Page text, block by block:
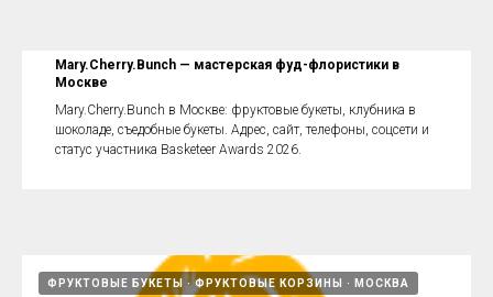
Mary.Cherry.Bunch — мастерская фуд-флористики в
Москве
Mary.Cherry.Bunch в Москве: фруктовые букеты, клубника в
шоколаде, съедобные букеты. Адрес, сайт, телефоны, соцсети и
статус участника Basketeer Awards 2026.
ФРУКТОВЫЕ БУКЕТЫ ФРУКТОВЫЕ КОРЗИНЫ МОСКВА